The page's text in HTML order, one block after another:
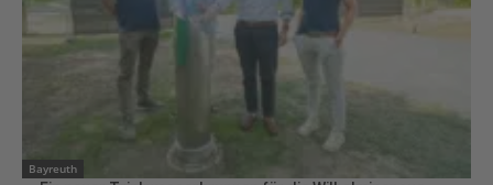
Bayreuth